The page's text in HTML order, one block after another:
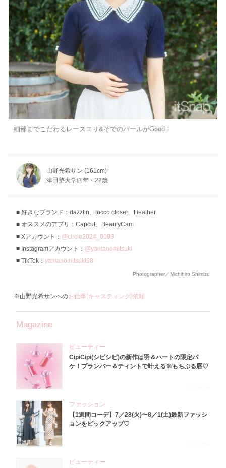
細部までこだわるレースエリ&そでのパールがGood！
山野光希サン (161cm)
津田塾大学四年・22歳
好きなブランド：dazzlin、tocco closet、Heather
オススメのアプリ：Capcut、BeautyCam
Xアカウント： @circle2024_0098
Instagramアカウント： @yamanomitsuki
TikTok： yamanomitsuki98
Photographer／Michihiro Shimizu
※山野光希サンへのお仕事(キャスティング)依頼
Magazine
ビューティー
CipiCipi(シピシピ)の新作は羽＆ハートの限定パ
ケ！プランパー＆ティントで叶える※もちぷる唇♡
ファッション
【1週間コーデ】7／28(火)〜8／1(土)最新ファッシ
ョンをピックアップ♡
ビューティー